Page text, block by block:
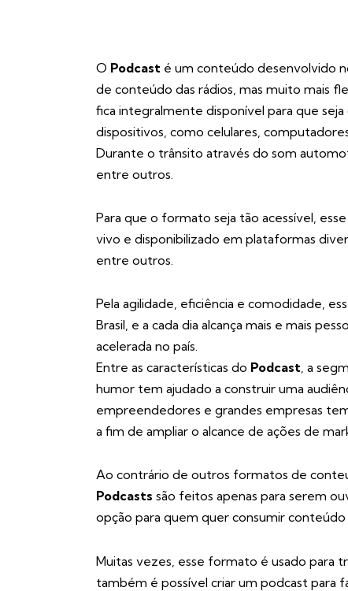
O Podcast é um conteúdo desenvolvido
de conteúdo das rádios, mas muito mais
fica integralmente disponível para que
dispositivos, como celulares,
Durante o trânsito através do som
entre outros.
Para que o formato seja tão acessível,
vivo e disponibilizado em plataformas
entre outros.
Pela agilidade, eficiência e comodidade,
Brasil, e a cada dia alcança mais e mais
acelerada no país.
Entre as características do Podcast, a
humor tem ajudado a construir uma
empreendedores e grandes empresas
a fim de ampliar o alcance de ações de
Ao contrário de outros formatos de
Podcasts são feitos apenas para serem
opção para quem quer consumir
Muitas vezes, esse formato é usado para
também é possível criar um podcast para